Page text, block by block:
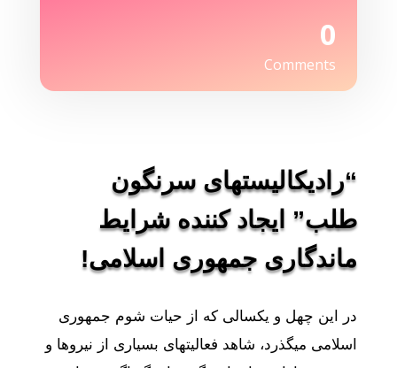
0
Comments
“رادیکالیستهای سرنگون
طلب” ایجاد کننده شرایط
ماندگاری جمهوری اسلامی!
در این چهل و یکسالی که از حیات شوم جمهوری
اسلامی میگذرد، شاهد فعالیتهای بسیاری از نیروها و